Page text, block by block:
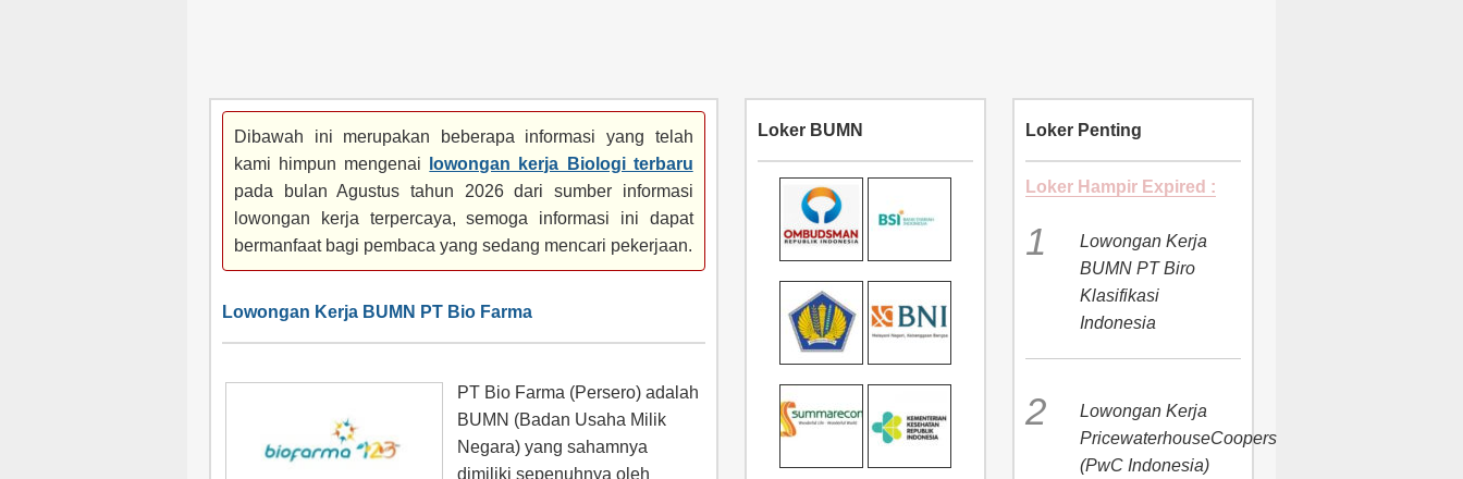
Dibawah ini merupakan beberapa informasi yang telah
kami himpun mengenai
lowongan kerja Biologi terbaru
pada bulan Agustus tahun 2026 dari sumber informasi
lowongan kerja terpercaya, semoga informasi ini dapat
bermanfaat bagi pembaca yang sedang mencari pekerjaan.
Lowongan Kerja BUMN PT Bio Farma
PT Bio Farma (Persero) adalah
BUMN (Badan Usaha Milik
Negara) yang sahamnya
dimiliki sepenuhnya oleh
Loker BUMN Loker Penting
Loker Hampir Expired :
Lowongan Kerja
BUMN PT Biro
Klasifikasi
Indonesia
Lowongan Kerja
PricewaterhouseCoopers
(PwC Indonesia)